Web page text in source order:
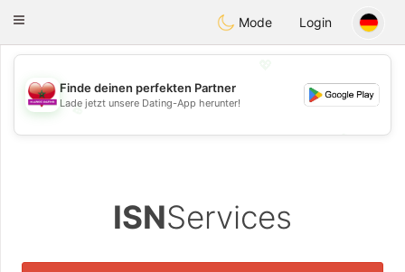
Maroc Dating
Toggle
Mode Login
💖
💕
Finde deinen perfekten Partner
Lade jetzt unsere Dating-App herunter!
ISNServices